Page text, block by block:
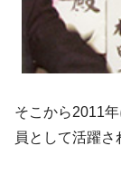
そこから2011
員として活躍さ